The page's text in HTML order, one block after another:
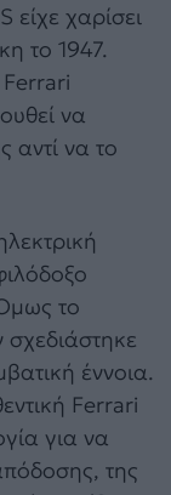
είχε χαρίσει
το 1947.
να
αντί να το
το
σχεδιάστηκε
έννοια.
Ferrari
για να
της